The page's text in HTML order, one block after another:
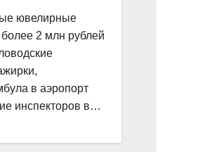
ювелирные
2 млн рублей
в аэропорт
инспекторов в…